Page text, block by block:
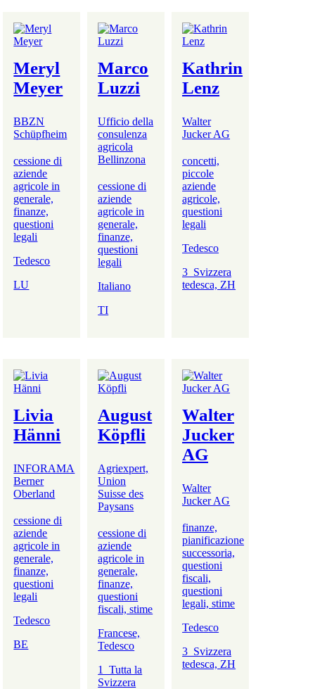
Meryl
Meyer
BBZN
Schüpfheim
cessione di
aziende
agricole in
generale,
finanze,
questioni
legali
Tedesco
LU
Marco
Luzzi
Ufficio della
consulenza
agricola
Bellinzona
cessione di
aziende
agricole in
generale,
finanze,
questioni
legali
Italiano
TI
Kathrin
Lenz
Walter
Jucker AG
concetti,
piccole
aziende
agricole,
questioni
legali
Tedesco
3_Svizzera
tedesca, ZH
Livia
Hänni
INFORAMA
Berner
Oberland
cessione di
aziende
agricole in
generale,
finanze,
questioni
legali
Tedesco
BE
August
Köpfli
Agriexpert,
Union
Suisse des
Paysans
cessione di
aziende
agricole in
generale,
finanze,
questioni
fiscali, stime
Francese,
Tedesco
1_Tutta la
Svizzera
Walter
Jucker
AG
Walter
Jucker AG
finanze,
pianificazione
successoria,
questioni
fiscali,
questioni
legali, stime
Tedesco
3_Svizzera
tedesca, ZH